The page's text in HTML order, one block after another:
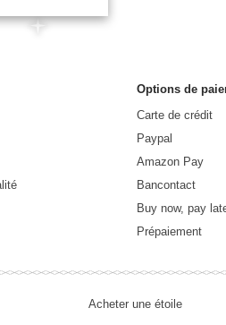
Options de
Carte de crédit
Paypal
Amazon Pay
Bancontact
Buy now, pay
Prépaiement
Acheter une étoile